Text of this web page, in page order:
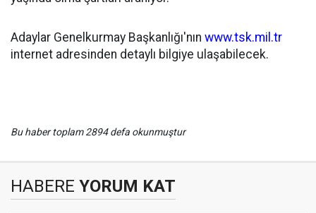
Adaylar Genelkurmay Başkanlığı'nın www.tsk.mil.tr
internet adresinden detaylı bilgiye ulaşabilecek.
Bu haber toplam 2894 defa okunmuştur
HABERE YORUM KAT